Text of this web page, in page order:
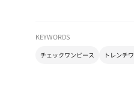
KEYWORDS
チェックワンピース トレンチ